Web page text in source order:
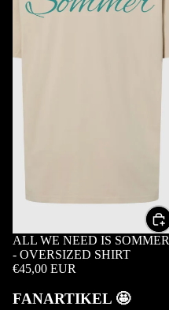
ALL WE NEED IS SOMMER
- OVERSIZED SHIRT
€45,00 EUR
FANARTIKEL 🤩